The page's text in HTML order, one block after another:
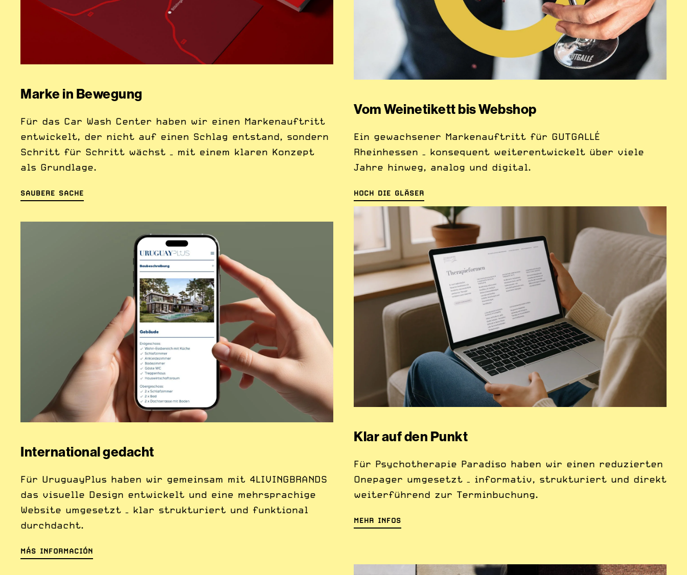
Marke in Bewegung
Für das Car Wash Center haben wir einen Markenauftritt
entwickelt, der nicht auf einen Schlag entstand, sondern
Schritt für Schritt wächst – mit einem klaren Konzept
als Grundlage.
SAUBERE SACHE
Vom Weinetikett bis Webshop
Ein gewachsener Markenauftritt für GUTGALLÉ
Rheinhessen – konsequent weiterentwickelt über viele
Jahre hinweg, analog und digital.
HOCH DIE GLÄSER
Klar auf den Punkt
Für Psychotherapie Paradiso haben wir einen reduzierten
Onepager umgesetzt – informativ, strukturiert und direkt
weiterführend zur Terminbuchung.
MEHR INFOS
International gedacht
Für UruguayPlus haben wir gemeinsam mit 4LIVINGBRANDS
das visuelle Design entwickelt und eine mehrsprachige
Website umgesetzt – klar strukturiert und funktional
durchdacht.
MÁS INFORMACIÓN